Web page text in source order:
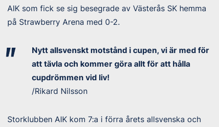
AIK som fick se sig besegrade av Västerås SK hemma
på Strawberry Arena med 0-2.
Nytt allsvenskt motstånd i cupen, vi är med för
att tävla och kommer göra allt för att hålla
cupdrömmen vid liv!
/Rikard Nilsson
Storklubben AIK kom 7:a i förra årets allsvenska och